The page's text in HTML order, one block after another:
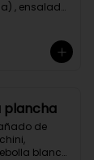
, ensalada
plancha
de
blanca